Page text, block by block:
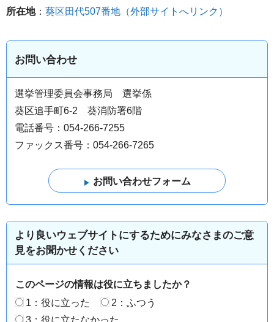
所在地： 葵区田代507番地（外部サイトへリンク）
お問い合わせ
選挙管理委員会事務局 選挙係
葵区追手町6-2 葵消防署6階
電話番号：054-266-7255
ファックス番号：054-266-7265
より良いウェブサイトにするためにみなさまのご意
見をお聞かせください
このページの情報は役に立ちましたか？
1：役に立った
2：ふつう